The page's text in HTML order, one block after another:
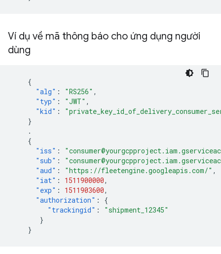
Ví dụ về mã thông báo cho ứng dụng người
dùng
{
"alg" : "RS256" ,
"typ" : "JWT" ,
"kid" :
}
.
{
"iss" :
"sub" :
"aud" : "https://fleetengine.googleapis.com/" ,
"iat" : 1511900000,
"exp" : 1511903600,
"authorization" :
{
"trackingid" :
"shipment_12345"
}
}